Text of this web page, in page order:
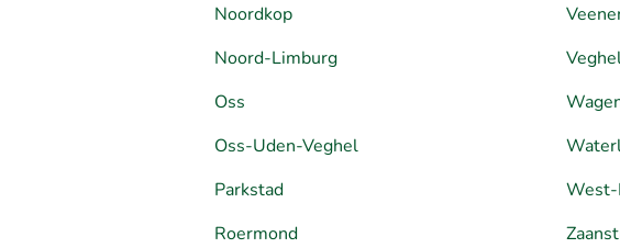
Noordkop
Noord-Limburg
Oss
Oss-Uden-Veghel
Parkstad
Roermond
West-